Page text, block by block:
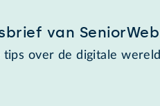
van SeniorWeb
over de digitale